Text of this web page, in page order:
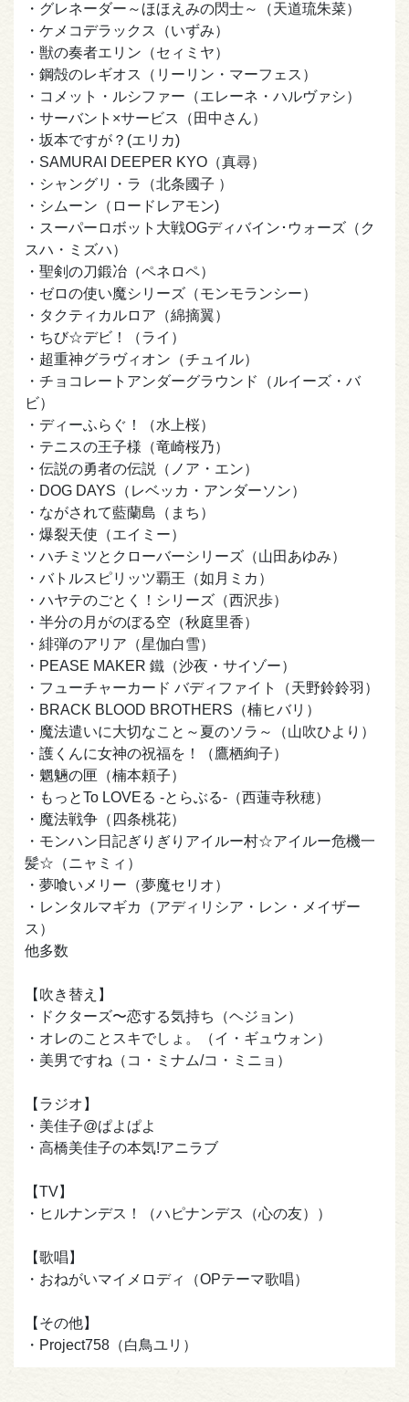
・グレネーダー～ほほえみの閃士～（天道琉朱菜）
・ケメコデラックス（いずみ）
・獣の奏者エリン（セィミヤ）
・鋼殻のレギオス（リーリン・マーフェス）
・コメット・ルシファー（エレーネ・ハルヴァシ）
・サーバント×サービス（田中さん）
・坂本ですが？(エリカ)
・SAMURAI DEEPER KYO（真尋）
・シャングリ・ラ（北条國子 ）
・シムーン（ロードレアモン)
・スーパーロボット大戦OGディバイン･ウォーズ（ク
スハ・ミズハ）
・聖剣の刀鍛冶（ペネロペ）
・ゼロの使い魔シリーズ（モンモランシー）
・タクティカルロア（綿摘翼）
・ちび☆デビ！（ライ）
・超重神グラヴィオン（チュイル）
・チョコレートアンダーグラウンド（ルイーズ・バ
ビ）
・ディーふらぐ！（水上桜）
・テニスの王子様（竜崎桜乃）
・伝説の勇者の伝説（ノア・エン）
・DOG DAYS（レベッカ・アンダーソン）
・ながされて藍蘭島（まち）
・爆裂天使（エイミー）
・ハチミツとクローバーシリーズ（山田あゆみ）
・バトルスピリッツ覇王（如月ミカ）
・ハヤテのごとく！シリーズ（西沢歩）
・半分の月がのぼる空（秋庭里香）
・緋弾のアリア（星伽白雪）
・PEASE MAKER 鐵（沙夜・サイゾー）
・フューチャーカード バディファイト（天野鈴鈴羽）
・BRACK BLOOD BROTHERS（楠ヒバリ）
・魔法遣いに大切なこと～夏のソラ～（山吹ひより）
・護くんに女神の祝福を！（鷹栖絢子）
・魍魎の匣（楠本頼子）
・もっとTo LOVEる -とらぶる-（西蓮寺秋穂）
・魔法戦争（四条桃花）
・モンハン日記ぎりぎりアイルー村☆アイルー危機一
髪☆（ニャミィ）
・夢喰いメリー（夢魔セリオ）
・レンタルマギカ（アディリシア・レン・メイザー
ス）
他多数
【吹き替え】
・ドクターズ〜恋する気持ち（ヘジョン）
・オレのことスキでしょ。（イ・ギュウォン）
・美男ですね（コ・ミナム/コ・ミニョ）
【ラジオ】
・美佳子@ぱよぱよ
・高橋美佳子の本気!アニラブ
【TV】
・ヒルナンデス！（ハピナンデス（心の友））
【歌唱】
・おねがいマイメロディ（OPテーマ歌唱）
【その他】
・Project758（白鳥ユリ）